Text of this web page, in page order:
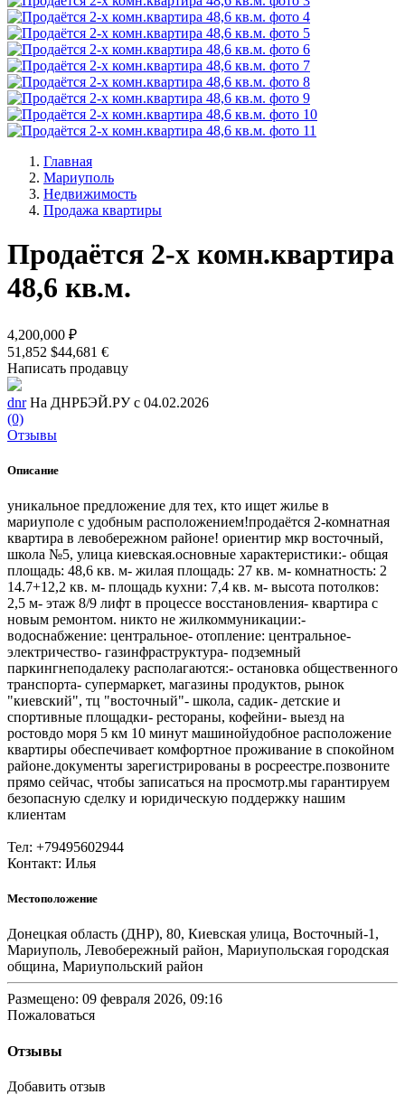
Главная
Мариуполь
Недвижимость
Продажа квартиры
Продаётся 2-х комн.квартира
48,6 кв.м.
4,200,000 ₽
51,852 $44,681 €
Написать продавцу
dnr На ДНРБЭЙ.РУ с 04.02.2026
(0)
Отзывы
Описание
уникальное предложение для тех, кто ищет жилье в
мариуполе с удобным расположением!продаётся 2-комнатная
квартира в левобережном районе! ориентир мкр восточный,
школа №5, улица киевская.основные характеристики:- общая
площадь: 48,6 кв. м- жилая площадь: 27 кв. м- комнатность: 2
14.7+12,2 кв. м- площадь кухни: 7,4 кв. м- высота потолков:
2,5 м- этаж 8/9 лифт в процессе восстановления- квартира с
новым ремонтом. никто не жилкоммуникации:-
водоснабжение: центральное- отопление: центральное-
электричество- газинфраструктура- подземный
паркингнеподалеку располагаются:- остановка общественного
транспорта- супермаркет, магазины продуктов, рынок
"киевский", тц "восточный"- школа, садик- детские и
спортивные площадки- рестораны, кофейни- выезд на
ростовдо моря 5 км 10 минут машинойудобное расположение
квартиры обеспечивает комфортное проживание в спокойном
районе.документы зарегистрированы в росреестре.позвоните
прямо сейчас, чтобы записаться на просмотр.мы гарантируем
безопасную сделку и юридическую поддержку нашим
клиентам
Тел: +79495602944
Контакт: Илья
Местоположение
Донецкая область (ДНР), 80, Киевская улица, Восточный-1,
Мариуполь, Левобережный район, Мариупольская городская
община, Мариупольский район
Размещено: 09 февраля 2026, 09:16
Пожаловаться
Отзывы
Добавить отзыв